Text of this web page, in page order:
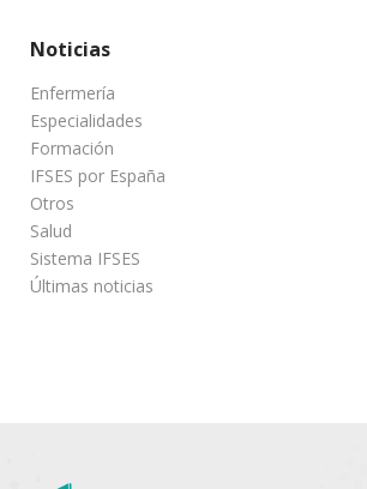
Noticias
Enfermería
Especialidades
Formación
IFSES por España
Otros
Salud
Sistema IFSES
Últimas noticias